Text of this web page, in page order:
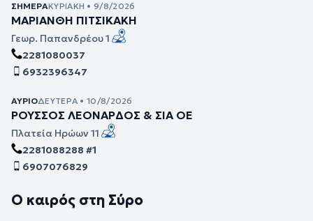
ΣΉΜΕΡΑΚΥΡΙΑΚΉ • 9/8/2026
ΜΑΡΙΑΝΘΗ ΠΙΤΣΙΚΑΚΗ
Γεωρ. Παπανδρέου 1
2281080037
6932396347
ΑΎΡΙΟΔΕΥΤΈΡΑ • 10/8/2026
ΡΟΥΣΣΟΣ ΛΕΟΝΑΡΔΟΣ & ΣΙΑ ΟΕ
Πλατεία Ηρώων 11
2281088288 #1
6907076829
Ο καιρός στη Σύρο